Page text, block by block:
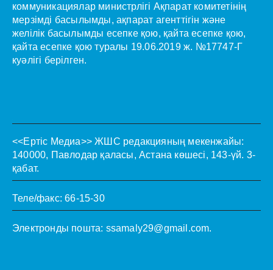
коммуникациялар министрлігі Ақпарат комитетінің
мерзімді басылымды, ақпарат агенттігін және
желілік басылымды есепке қою, қайта есепке қою,
қайта есепке қою туралы 19.06.2019 ж. №17747-Г
куәлігі берілген.
<<Ертіс Медиа>> ЖШС редакцияның мекенжайы:
140000, Павлодар қаласы, Астана көшесі, 143-үй. 3-
қабат.
Теле/факс: 66-15-30
Электронды пошта: ssamaly29@gmail.com.